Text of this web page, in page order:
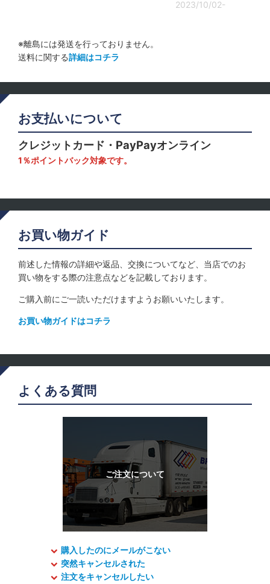
2023/10/02-
※離島には発送を行っておりません。
送料に関する詳細はコチラ
お支払いについて
クレジットカード・PayPayオンライン
1％ポイントバック対象です。
お買い物ガイド
前述した情報の詳細や返品、交換についてなど、当店でのお
買い物をする際の注意点などを記載しております。
ご購入前にご一読いただけますようお願いいたします。
お買い物ガイドはコチラ
よくある質問
購入したのにメールがこない
突然キャンセルされた
注文をキャンセルしたい